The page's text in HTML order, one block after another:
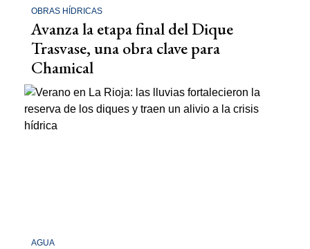
OBRAS HÍDRICAS
Avanza la etapa final del Dique
Trasvase, una obra clave para
Chamical
AGUA